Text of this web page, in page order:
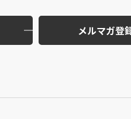
メルマガ登